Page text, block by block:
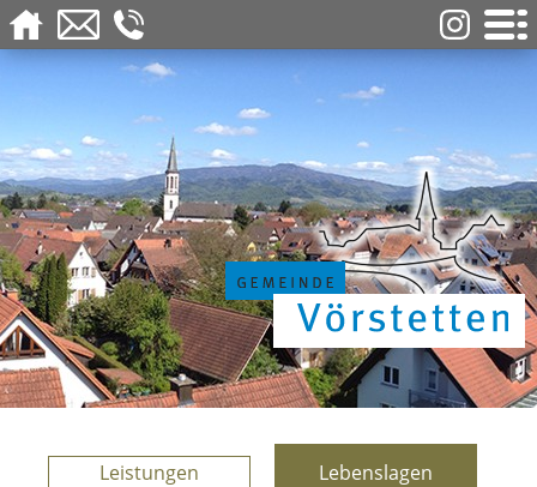
Leistungen
Lebenslagen